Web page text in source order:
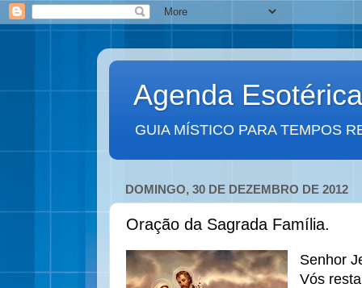
Agenda Esotérica
GUIA MÍSTICO PARA TEMPOS
DOMINGO, 30 DE DEZEMBRO DE 2012
Oração da Sagrada Família.
Senhor
Vós